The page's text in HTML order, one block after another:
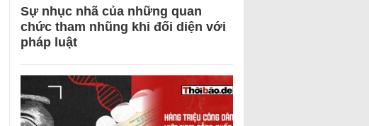
Sự nhục nhã của những quan
chức tham nhũng khi đối diện với
pháp luật